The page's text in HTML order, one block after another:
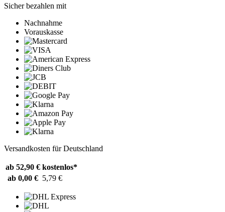
Sicher bezahlen mit
Nachnahme
Vorauskasse
Versandkosten für Deutschland
ab 52,90 € kostenlos*
ab 0,00 € 5,79 €